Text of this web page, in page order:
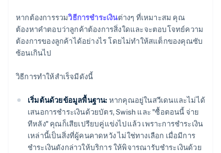
หากต้องการรวมวิธีการชำระเงินต่างๆ ที่เหมาะสม คุณ
ต้องหาคำตอบว่าลูกค้าต้องการสิ่งใดและจะตอบโจทย์ความ
ต้องการของลูกค้าได้อย่างไร โดยไม่ทำให้สแต็กของคุณซับ
ซ้อนเกินไป
วิธีการทำให้สำเร็จมีดังนี้
เริ่มต้นด้วยข้อมูลพื้นฐาน: หากคุณอยู่ในสวีเดนและไม่ได้
เสนอการชำระเงินด้วยบัตร, Swish และ "ซื้อตอนนี้ จ่าย
ทีหลัง" คุณก็เสียเปรียบคู่แข่งไปแล้ว เพราะการชำระเงิน
เหล่านี้เป็นสิ่งที่ผู้คนคาดหวัง ไม่ใช่ทางเลือก เมื่อมีการ
ชำระเงินดังกล่าวให้บริการ ให้พิจารณารับชำระเงินด้วย